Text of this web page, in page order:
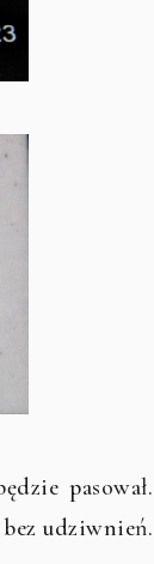
pasował.
udziwnień.